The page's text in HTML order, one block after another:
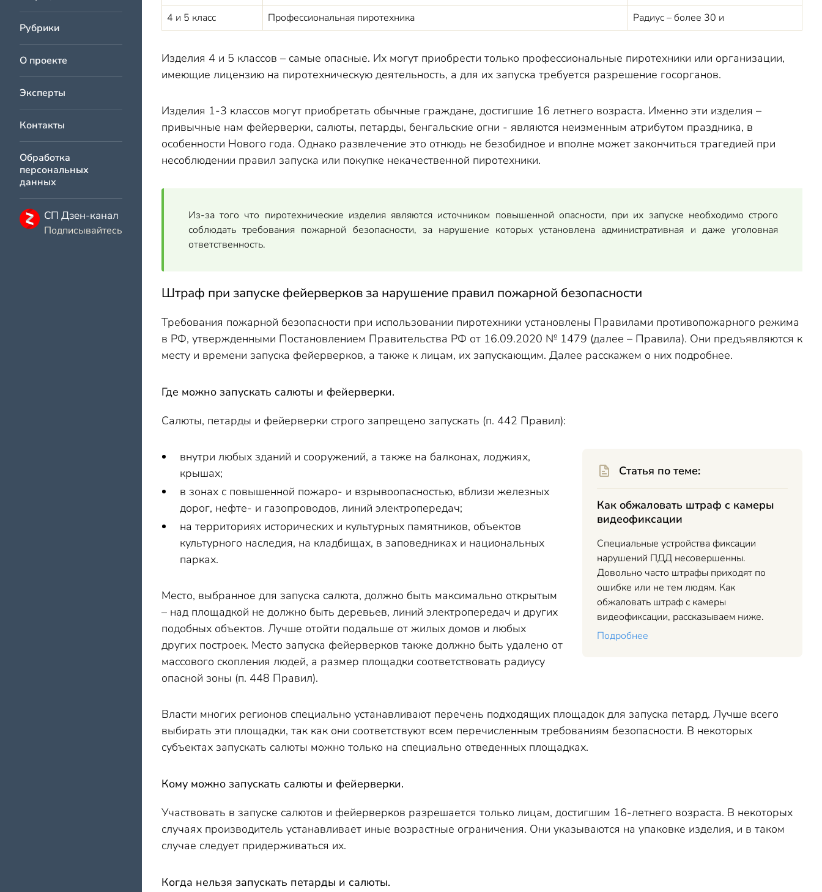
Рубрики
О проекте
Эксперты
Контакты
Обработка
персональных
данных
СП Дзен-канал
Подписывайтесь
Штраф за фейерверки в пограничных регионах в связи с СВО
Штраф за салют в других пограничных регионах.
4 и 5 класс
Профессиональная пиротехника Радиус – более 30 и
Изделия 4 и 5 классов – самые опасные. Их могут приобрести только профессиональные пиротехники или организации,
имеющие лицензию на пиротехническую деятельность, а для их запуска требуется разрешение госорганов.
Изделия 1-3 классов могут приобретать обычные граждане, достигшие 16 летнего возраста. Именно эти изделия –
привычные нам фейерверки, салюты, петарды, бенгальские огни - являются неизменным атрибутом праздника, в
особенности Нового года. Однако развлечение это отнюдь не безобидное и вполне может закончиться трагедией при
несоблюдении правил запуска или покупке некачественной пиротехники.
Из-за того что пиротехнические изделия являются источником повышенной опасности, при их запуске необходимо строго
соблюдать требования пожарной безопасности, за нарушение которых установлена административная и даже уголовная
ответственность.
Штраф при запуске фейерверков за нарушение правил пожарной безопасности
Требования пожарной безопасности при использовании пиротехники установлены Правилами противопожарного режима
в РФ, утвержденными Постановлением Правительства РФ от 16.09.2020 № 1479 (далее – Правила). Они предъявляются к
месту и времени запуска фейерверков, а также к лицам, их запускающим. Далее расскажем о них подробнее.
Где можно запускать салюты и фейерверки.
Салюты, петарды и фейерверки строго запрещено запускать (п. 442 Правил):
Статья по теме:
Как обжаловать штраф с камеры
видеофиксации
Специальные устройства фиксации
нарушений ПДД несовершенны.
Довольно часто штрафы приходят по
ошибке или не тем людям. Как
обжаловать штраф с камеры
видеофиксации, рассказываем ниже.
Подробнее
внутри любых зданий и сооружений, а также на балконах, лоджиях,
крышах;
в зонах с повышенной пожаро- и взрывоопасностью, вблизи железных
дорог, нефте- и газопроводов, линий электропередач;
на территориях исторических и культурных памятников, объектов
культурного наследия, на кладбищах, в заповедниках и национальных
парках.
Место, выбранное для запуска салюта, должно быть максимально открытым
– над площадкой не должно быть деревьев, линий электропередач и других
подобных объектов. Лучше отойти подальше от жилых домов и любых
других построек. Место запуска фейерверков также должно быть удалено от
массового скопления людей, а размер площадки соответствовать радиусу
опасной зоны (п. 448 Правил).
Власти многих регионов специально устанавливают перечень подходящих площадок для запуска петард. Лучше всего
выбирать эти площадки, так как они соответствуют всем перечисленным требованиям безопасности. В некоторых
субъектах запускать салюты можно только на специально отведенных площадках.
Кому можно запускать салюты и фейерверки.
Участвовать в запуске салютов и фейерверков разрешается только лицам, достигшим 16-летнего возраста. В некоторых
случаях производитель устанавливает иные возрастные ограничения. Они указываются на упаковке изделия, и в таком
случае следует придерживаться их.
Когда нельзя запускать петарды и салюты.